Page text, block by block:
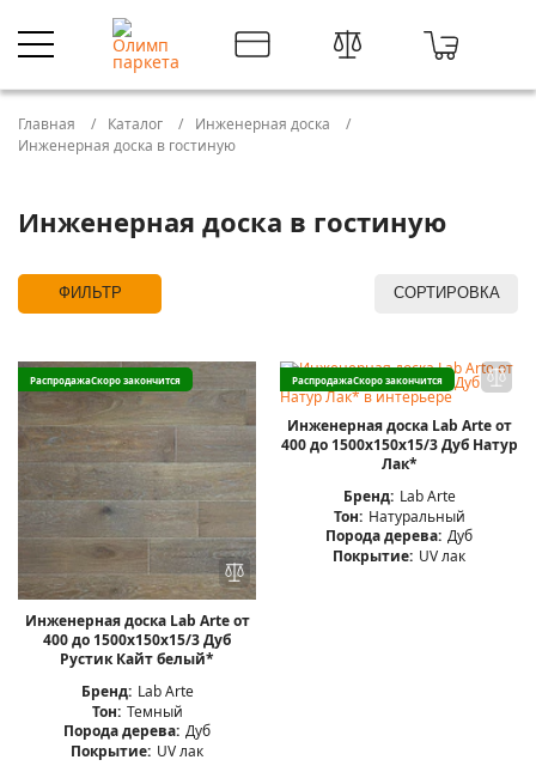
Главная Каталог
Инженерная доска
Инженерная доска в гостиную
Инженерная доска в гостиную
ФИЛЬТР СОРТИРОВКА
РаспродажаСкоро закончится
Инженерная доска Lab Arte от
400 до 1500х150х15/3 Дуб
Рустик Кайт белый*
Бренд: Lab Arte
Тон: Темный
Порода дерева: Дуб
Покрытие: UV лак
РаспродажаСкоро закончится
Инженерная доска Lab Arte от
400 до 1500х150х15/3 Дуб Натур
Лак*
Бренд: Lab Arte
Тон: Натуральный
Порода дерева: Дуб
Покрытие: UV лак